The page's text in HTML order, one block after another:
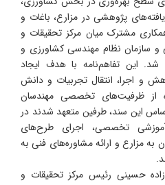
پژوهشی در مزارع، باغات و
مشترک میان مرکز تحقیقات و
و سازمان نظام مهندسی کشاورزی و
شد. این تفاهم‌نامه با هدف ایجاد
و اجرا، انتقال تجربیات و دانش
از ظرفیت‌های تخصصی مهندسان
این سند، طرفین متعهد شدند در
آموزشی تخصصی، اجرای طرح‌های
به مزارع و ارائه مشاوره‌های فنی به
حسینی رئیس مرکز تحقیقات و